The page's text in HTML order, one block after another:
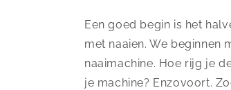
Een goed begin is het
met naaien. We beginnen
naaimachine. Hoe rijg je
je machine? Enzovoort.